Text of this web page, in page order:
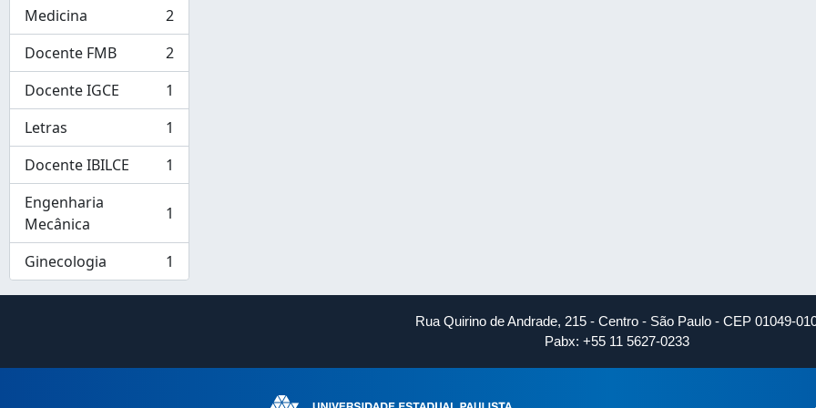
Medicina
, 2 resultados
2
Docente FMB
, 2 resultados
2
Docente IGCE
, 1 resultados
1
Letras
, 1 resultados
1
Docente IBILCE
, 1 resultados
1
Engenharia
Mecânica
, 1 resultados 1
Ginecologia
, 1 resultados 1
Rua Quirino de Andrade, 215 - Centro - São Paulo - CEP 01049-
Pabx: +55 11 5627-0233